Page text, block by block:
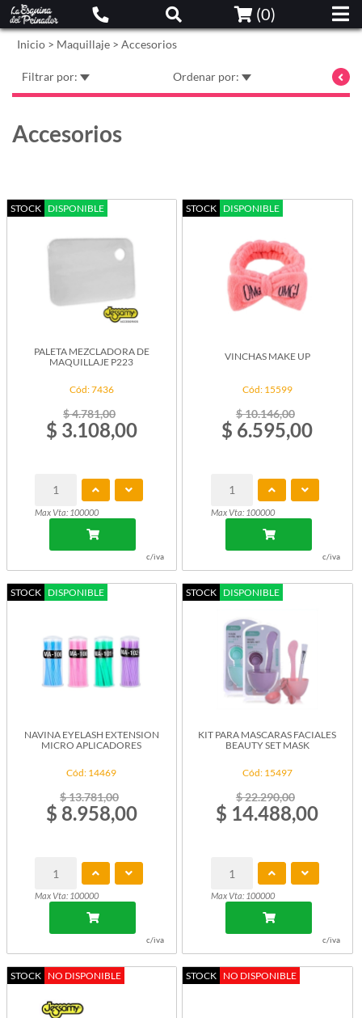
(0)
Inicio > Maquillaje > Accesorios
Filtrar por: Ordenar por:
Accesorios
STOCK DISPONIBLE
PALETA MEZCLADORA DE
MAQUILLAJE P223
Cód: 7436
$ 4.781,00
$ 3.108,00
Max Vta: 100000
c/iva
STOCK DISPONIBLE
VINCHAS MAKE UP
Cód: 15599
$ 10.146,00
$ 6.595,00
Max Vta: 100000
c/iva
STOCK DISPONIBLE
NAVINA EYELASH EXTENSION
MICRO APLICADORES
Cód: 14469
$ 13.781,00
$ 8.958,00
Max Vta: 100000
c/iva
STOCK DISPONIBLE
KIT PARA MASCARAS FACIALES
BEAUTY SET MASK
Cód: 15497
$ 22.290,00
$ 14.488,00
Max Vta: 100000
c/iva
STOCK NO DISPONIBLE STOCK NO DISPONIBLE